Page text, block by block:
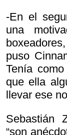
-En el
una
puso
Tenía
que ella
llevar ese
Sebastián
“son